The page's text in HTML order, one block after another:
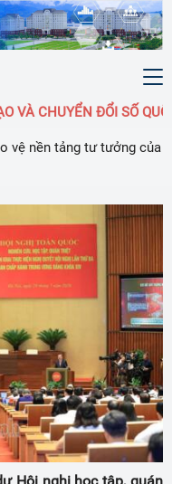
ĐỔI SỐ QUỐC GIA
vệ nền tảng tư tưởng của